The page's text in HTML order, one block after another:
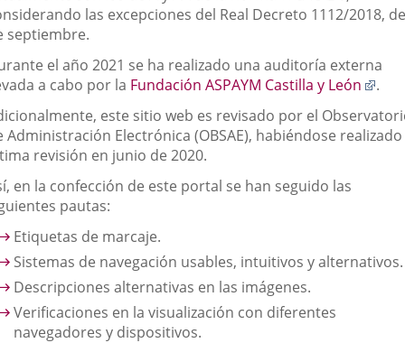
las excepciones del Real Decreto 1112/2018,
septiembre.
el año 2021 se ha realizado una auditoría externa
a cabo por la Fundación ASPAYM Castilla y León
una
.
este sitio web es revisado por el
Administración Electrónica (OBSAE), habiéndose
revisión en junio de 2020.
en la confección de este portal se han seguido las
pautas:
Etiquetas de marcaje.
Sistemas de navegación usables, intuitivos y alternativos.
Descripciones alternativas en las imágenes.
Verificaciones en la visualización con diferentes
navegadores y dispositivos.